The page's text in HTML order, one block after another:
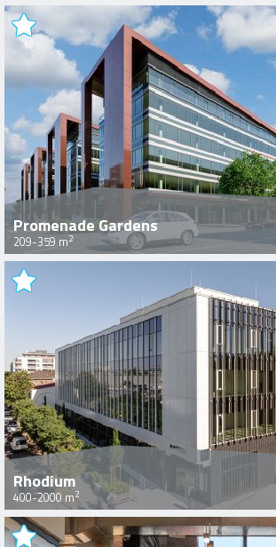
Promenade Gardens
209-359 m2
Rhodium
400-2000 m2